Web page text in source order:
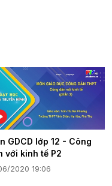
GDCD lớp 12 - Công
với kinh tế P2
2020 19:06